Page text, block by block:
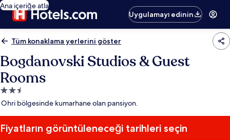
Ana içeriğe atla
Uygulamayı edinin
Tüm konaklama yerlerini göster
Bogdanovski Studios & Guest
Rooms
2.5
yıldızlı
yeri
Ohri bölgesinde kumarhane olan pansiyon.
Fiyatların görüntüleneceği tarihleri seçin